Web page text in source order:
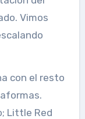
Vimos
con el resto
Little Red